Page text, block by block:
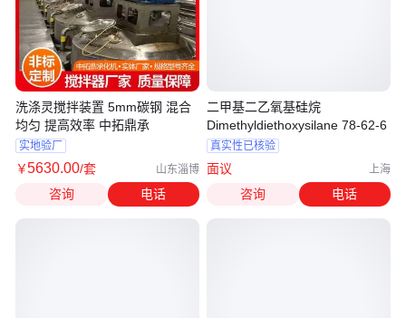
洗涤灵搅拌装置 5mm碳钢 混合
均匀 提高效率 中拓鼎承
实地验厂
￥5630.00/套 山东淄博
咨询 电话
二甲基二乙氧基硅烷
Dimethyldiethoxysilane 78-62-6
真实性已核验
面议 上海
咨询 电话